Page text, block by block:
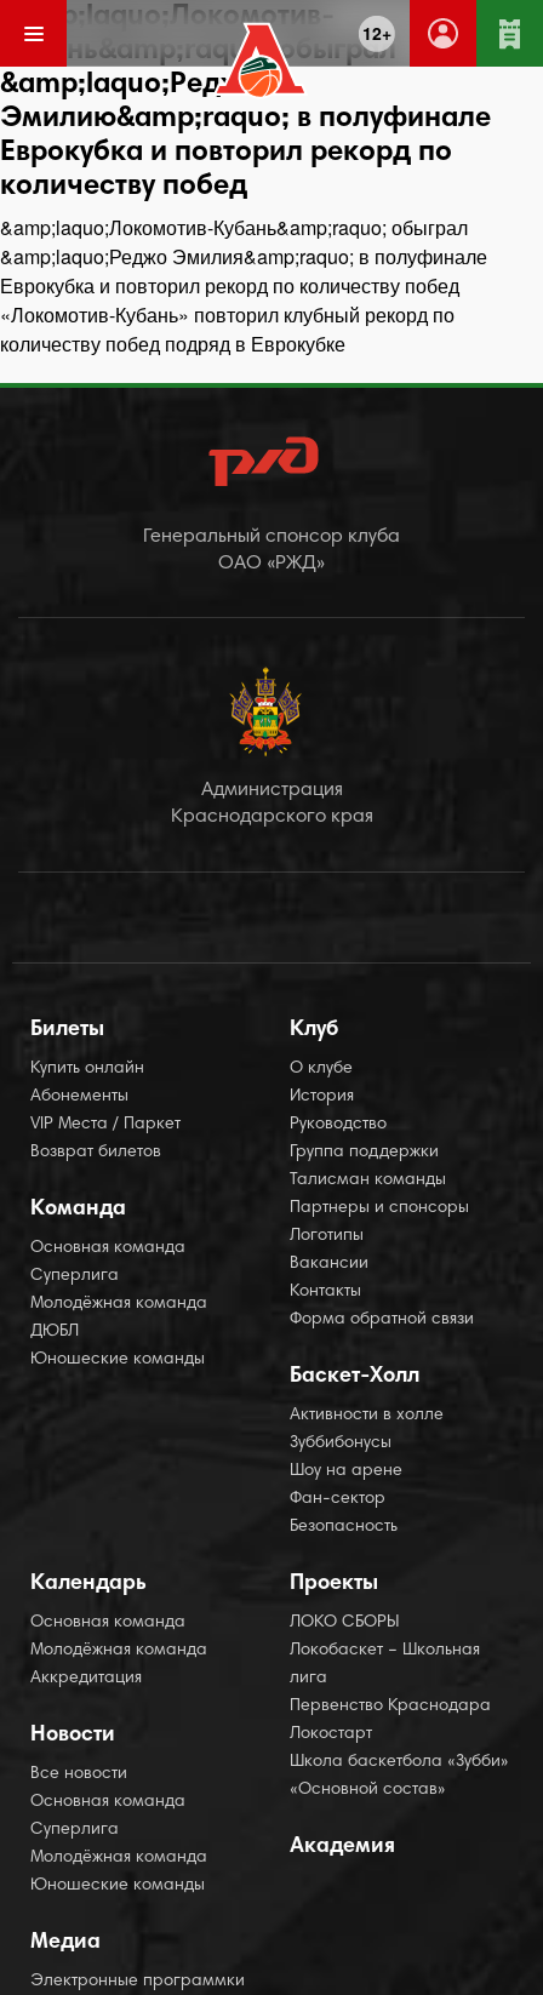
12+
&amp;laquo;Локомотив-
Кубань&amp;raquo; обыграл
&amp;laquo;Реджо
Эмилию&amp;raquo; в полуфинале
Еврокубка и повторил рекорд по
количеству побед
Навигация
по
записям
&amp;laquo;Локомотив-Кубань&amp;raquo; обыграл
&amp;laquo;Реджо Эмилия&amp;raquo; в полуфинале
Еврокубка и повторил рекорд по количеству побед
«Локомотив-Кубань» повторил клубный рекорд по
количеству побед подряд в Еврокубке
Генеральный спонсор клуба
ОАО «РЖД»
Администрация
Краснодарского края
Билеты
Купить онлайн
Абонементы
VIP Места / Паркет
Возврат билетов
Команда
Основная команда
Суперлига
Молодёжная команда
ДЮБЛ
Юношеские команды
Клуб
О клубе
История
Руководство
Группа поддержки
Талисман команды
Партнеры и спонсоры
Логотипы
Вакансии
Контакты
Форма обратной связи
Баскет-Холл
Активности в холле
Зуббибонусы
Шоу на арене
Фан-сектор
Безопасность
Календарь
Основная команда
Молодёжная команда
Аккредитация
Новости
Все новости
Основная команда
Суперлига
Молодёжная команда
Юношеские команды
Медиа
Электронные программки
Проекты
ЛОКО СБОРЫ
Локобаскет – Школьная
лига
Первенство Краснодара
Локостарт
Школа баскетбола «Зубби»
«Основной состав»
Академия